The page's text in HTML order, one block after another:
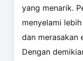
yang menarik.
menyelami
dan merasakan
Dengan